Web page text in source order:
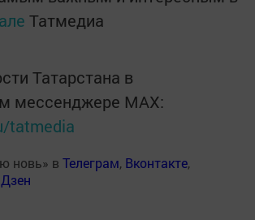
Татмедиа
Татарстана в
мессенджере MАХ:
tatmedia
новь» в Телеграм, Вконтакте,
Дзен